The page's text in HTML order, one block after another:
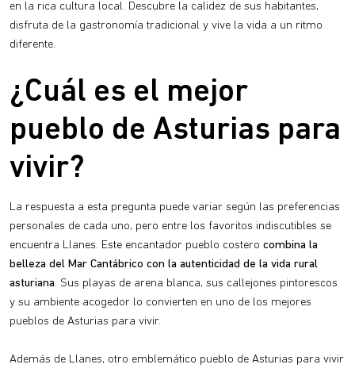
en la rica cultura local. Descubre la calidez de sus habitantes,
disfruta de la gastronomía tradicional y vive la vida a un ritmo
diferente.
¿Cuál es el mejor
pueblo de Asturias para
vivir?
La respuesta a esta pregunta puede variar según las preferencias
personales de cada uno, pero entre los favoritos indiscutibles se
encuentra Llanes. Este encantador pueblo costero combina la
belleza del Mar Cantábrico con la autenticidad de la vida rural
asturiana. Sus playas de arena blanca, sus callejones pintorescos
y su ambiente acogedor lo convierten en uno de los mejores
pueblos de Asturias para vivir.
Además de Llanes, otro emblemático pueblo de Asturias para vivir